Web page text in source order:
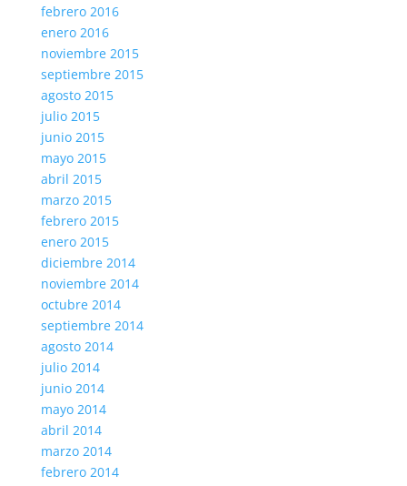
febrero 2016
enero 2016
noviembre 2015
septiembre 2015
agosto 2015
julio 2015
junio 2015
mayo 2015
abril 2015
marzo 2015
febrero 2015
enero 2015
diciembre 2014
noviembre 2014
octubre 2014
septiembre 2014
agosto 2014
julio 2014
junio 2014
mayo 2014
abril 2014
marzo 2014
febrero 2014